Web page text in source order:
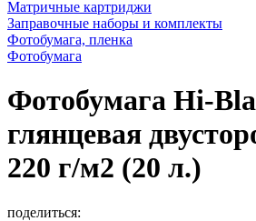
Матричные картриджи
Заправочные наборы и комплекты
Фотобумага, пленка
Фотобумага
Фотобумага Hi-
глянцевая
220 г/м2 (20 л.)
поделиться: